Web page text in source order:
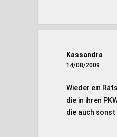
Kassandra
14/08/2009
Wieder ein
die in ihren
die auch sonst